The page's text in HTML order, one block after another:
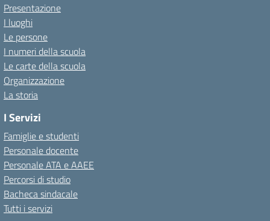
Presentazione
I luoghi
Le persone
I numeri della scuola
Le carte della scuola
Organizzazione
La storia
I Servizi
Famiglie e studenti
Personale docente
Personale ATA e AAEE
Percorsi di studio
Bacheca sindacale
Tutti i servizi